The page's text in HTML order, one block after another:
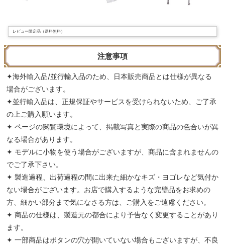
レビュー限定品（送料無料）
注意事項
✦海外輸入品/並行輸入品のため、日本販売商品とは仕様が異なる
場合がございます。
✦並行輸入品は、正規保証やサービスを受けられないため、ご了承
の上ご購入願います。
✦ ページの閲覧環境によって、掲載写真と実際の商品の色合いが異
なる場合があります。
✦ モデルに小物を使う場合がございますが、商品に含まれませんの
でご了承下さい。
✦ 製造過程、出荷過程の間に出来た細かなキズ・ヨゴレなど気付か
ない場合がございます。お店で購入するような完璧品をお求めの
方、細かい部分まで気になさる方は、ご購入をご遠慮ください。
✦ 商品の仕様は、製造元の都合により予告なく変更することがあり
ます。
✦ 一部商品はボタンの穴が開いていない場合もございますが、不良